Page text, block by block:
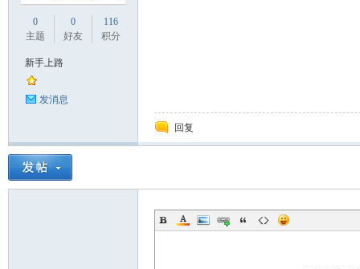
0
主题
0
好友
116
积分
新手上路
发消息
回复